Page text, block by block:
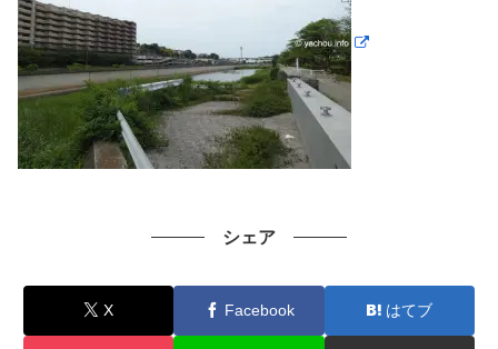
シェア
X Facebook はてブ